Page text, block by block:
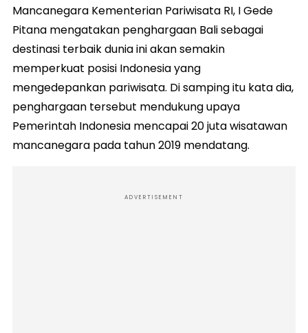
Mancanegara Kementerian Pariwisata RI, I Gede
Pitana mengatakan penghargaan Bali sebagai
destinasi terbaik dunia ini akan semakin
memperkuat posisi Indonesia yang
mengedepankan pariwisata. Di samping itu kata dia,
penghargaan tersebut mendukung upaya
Pemerintah Indonesia mencapai 20 juta wisatawan
mancanegara pada tahun 2019 mendatang.
ADVERTISEMENT